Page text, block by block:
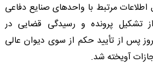
مرتبط با واحدهای صنایع دفاعی
پرونده و رسیدگی قضایی در
پس از تأیید حکم از سوی دیوان عالی
آویخته شد.